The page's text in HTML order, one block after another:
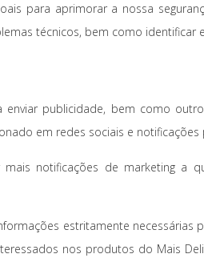
para aprimorar a nossa
técnicos, bem como identificar
publicidade, bem como
em redes sociais e notificações
notificações de marketing a
estritamente necessárias
nos produtos do Mais